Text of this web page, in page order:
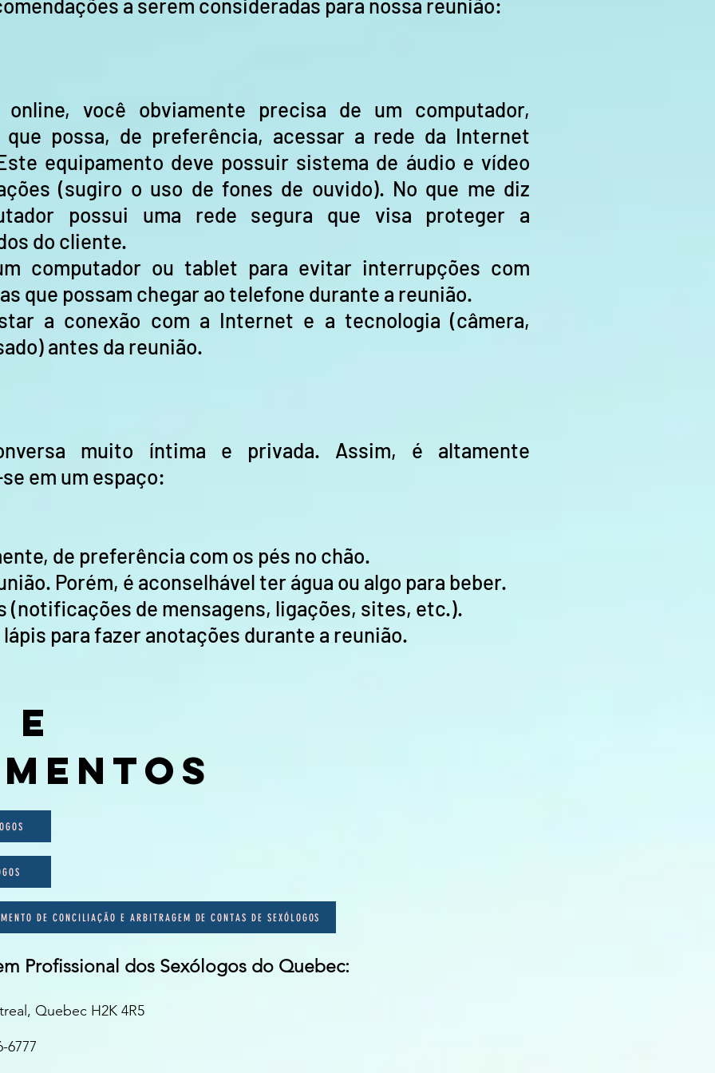
a serem consideradas para nossa reunião:
você obviamente precisa de um computador,
possa, de preferência, acessar a rede da Internet
equipamento deve possuir sistema de áudio e vídeo
(sugiro o uso de fones de ouvido). No que me diz
possui uma rede segura que visa proteger a
do cliente.
computador ou tablet para evitar interrupções com
que possam chegar ao telefone durante a reunião.
a conexão com a Internet e a tecnologia (câmera,
antes da reunião.
muito íntima e privada. Assim, é altamente
em um espaço:
de preferência com os pés no chão.
Porém, é aconselhável ter água ou algo para beber.
de mensagens, ligações, sites, etc.).
lápis para fazer anotações durante a reunião.
E
DE CONCILIAÇÃO E ARBITRAGEM DE CONTAS DE SEXÓLOGOS
Profissional dos Sexólogos do Quebec:
Quebec H2K 4R5
6777